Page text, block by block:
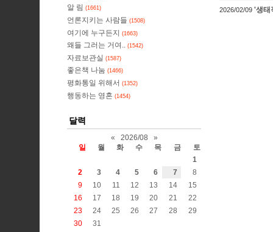
2026/02/09 '생태
알 림 (1661)
언론지키는 사람들 (1508)
여기에 누구든지 (1663)
왜들 그러는 거여.. (1542)
자료보관실 (1587)
좋은책 나눔 (1466)
평화통일 위해서 (1352)
행동하는 영혼 (1454)
달력
« 2026/08
»
일
월 화 수 목 금
토
1
2
3 4 5 6 7
8
9
10 11 12 13 14
15
16
17 18 19 20 21
22
23
24 25 26 27 28
29
30
31